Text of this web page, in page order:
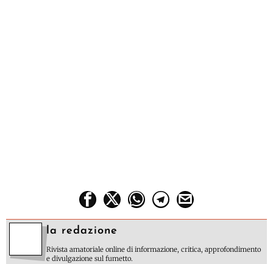
la redazione
Rivista amatoriale online di informazione, critica, approfondimento
e divulgazione sul fumetto.